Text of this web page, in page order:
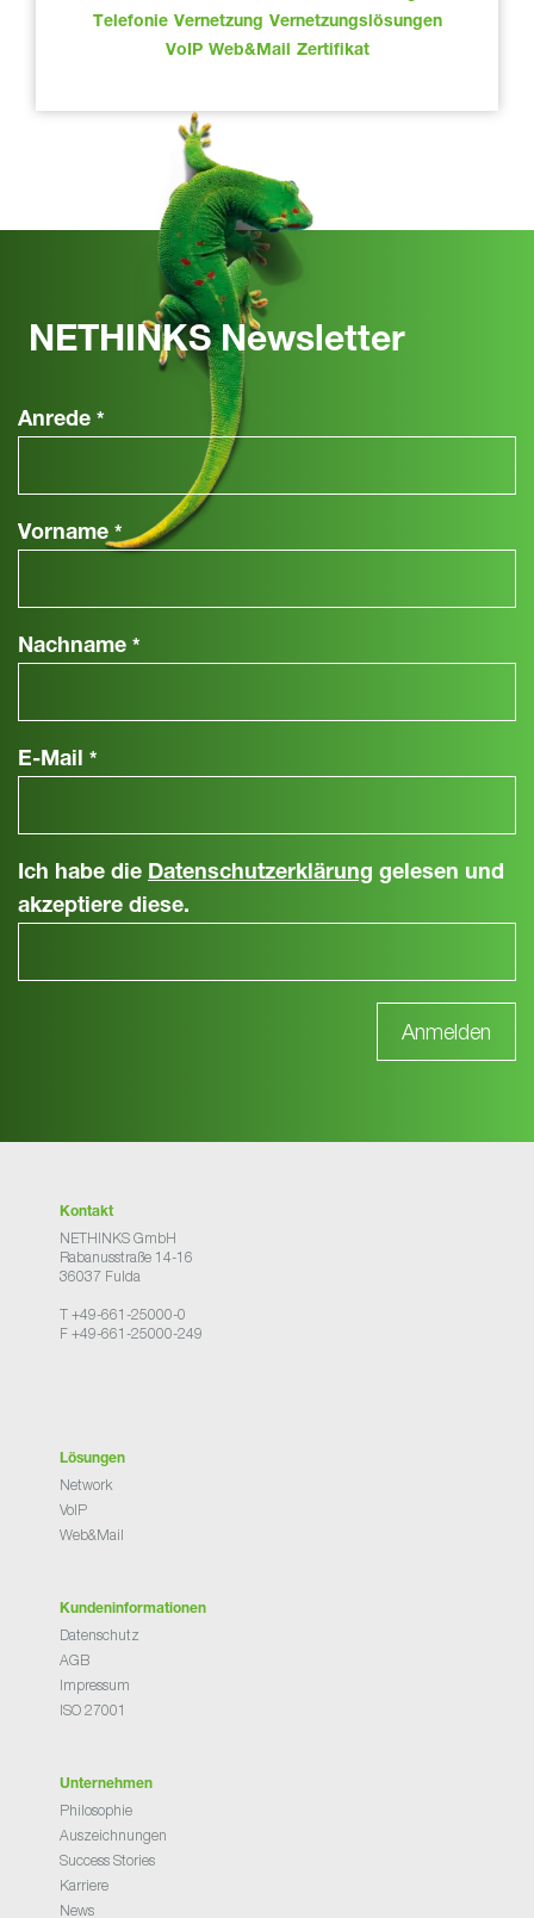
Telefonie Vernetzung Vernetzungslösungen
VoIP Web&Mail Zertifikat
NETHINKS Newsletter
Anrede *
Vorname *
Nachname *
E-Mail *
Ich habe die Datenschutzerklärung gelesen und
akzeptiere diese.
Kontakt
NETHINKS GmbH
Rabanusstraße 14-16
36037 Fulda
T +49-661-25000-0
F +49-661-25000-249
Lösungen
Network
VoIP
Web&Mail
Kundeninformationen
Datenschutz
AGB
Impressum
ISO 27001
Unternehmen
Philosophie
Auszeichnungen
Success Stories
Karriere
News